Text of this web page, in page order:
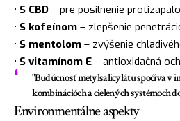
• S CBD – pre posilnenie
• S kofeínom – zlepšenie
• S mentolom – zvýšenie
• S vitamínom E – antioxidačná
"Budúcnosť metylsalicylátu spočíva v
kombinációch a cielených systémoch
Environmentálne aspekty